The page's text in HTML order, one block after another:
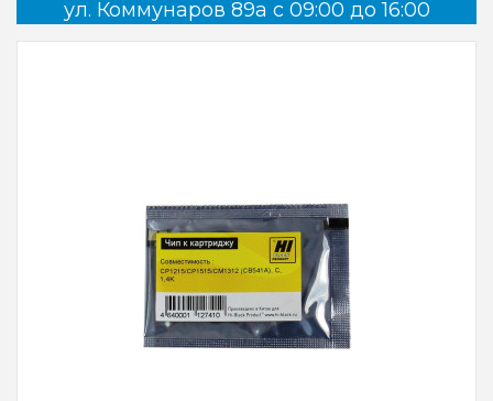
ул. Коммунаров 89а с 09:00 до 16:00